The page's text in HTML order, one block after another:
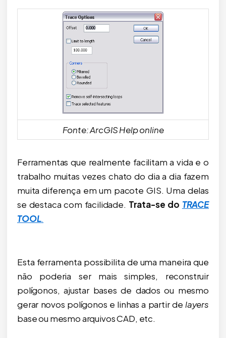
Fonte: ArcGIS Help online
Ferramentas que realmente facilitam a vida e o
trabalho muitas vezes chato do dia a dia fazem
muita diferença em um pacote GIS. Uma delas
se destaca com facilidade. Trata-se do TRACE
TOOL.
Esta ferramenta possibilita de uma maneira que
não poderia ser mais simples, reconstruir
polígonos, ajustar bases de dados ou mesmo
gerar novos polígonos e linhas a partir de layers
base ou mesmo arquivos CAD, etc.